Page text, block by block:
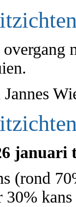
januari
(rond
30%